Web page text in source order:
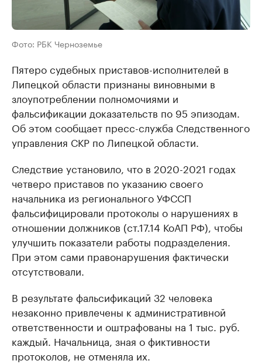
Фото: РБК Черноземье
Пятеро судебных приставов-исполнителей в
Липецкой области признаны виновными в
злоупотреблении полномочиями и
фальсификации доказательств по 95 эпизодам.
Об этом сообщает пресс-служба Следственного
управления СКР по Липецкой области.
Следствие установило, что в 2020-2021 годах
четверо приставов по указанию своего
начальника из регионального УФССП
фальсифицировали протоколы о нарушениях в
отношении должников (ст.17.14 КоАП РФ), чтобы
улучшить показатели работы подразделения.
При этом сами правонарушения фактически
отсутствовали.
В результате фальсификаций 32 человека
незаконно привлечены к административной
ответственности и оштрафованы на 1 тыс. руб.
каждый. Начальница, зная о фиктивности
протоколов, не отменяла их.